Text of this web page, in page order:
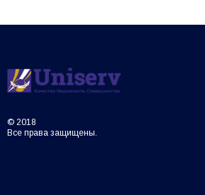
© 2018
Все права защищены.